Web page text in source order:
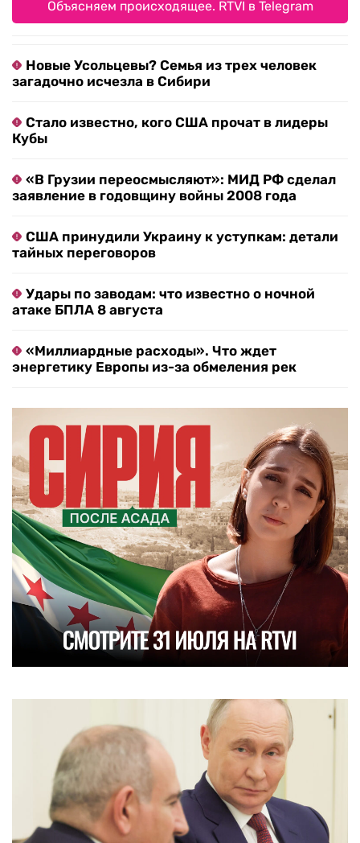
Объясняем происходящее. RTVI в Telegram
Новые Усольцевы? Семья из трех человек
загадочно исчезла в Сибири
Стало известно, кого США прочат в лидеры
Кубы
«В Грузии переосмысляют»: МИД РФ сделал
заявление в годовщину войны 2008 года
США принудили Украину к уступкам: детали
тайных переговоров
Удары по заводам: что известно о ночной
атаке БПЛА 8 августа
«Миллиардные расходы». Что ждет
энергетику Европы из-за обмеления рек